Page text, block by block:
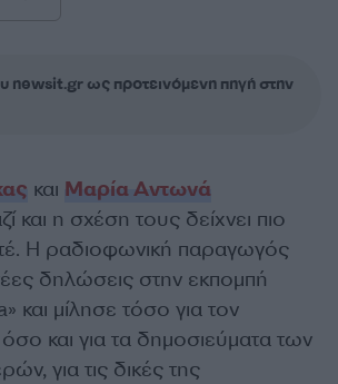
newsit.gr ως προτεινόμενη πηγή στην
και Μαρία Αντωνά
και η σχέση τους δείχνει πιο
Η ραδιοφωνική παραγωγός
δηλώσεις στην εκπομπή
και μίλησε τόσο για τον
και για τα δημοσιεύματα των
για τις δικές της